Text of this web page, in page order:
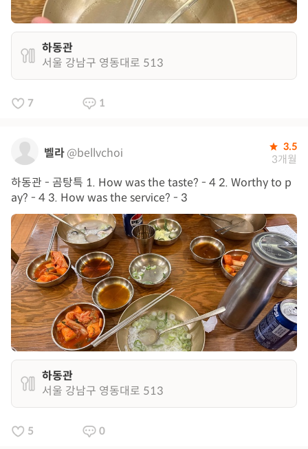
하동관
서울 강남구 영동대로 513
7 1
벨라@bellvchoi 3.5
3개월
하동관 - 곰탕특 1. How was the taste? - 4 2. Worthy to p
ay? - 4 3. How was the service? - 3
하동관
서울 강남구 영동대로 513
5 0